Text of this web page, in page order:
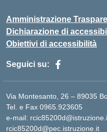
Amministrazione
Dichiarazione di
Obiettivi di accessibilità
Seguici su:
Via Montesanto, 26 – 89035
Tel. e Fax 0965.923605
e-mail:
rcic85200d@pec.istruzione.it